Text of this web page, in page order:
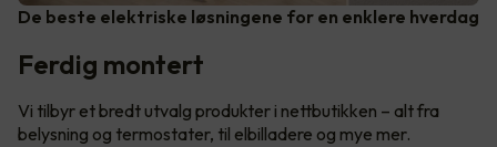
De beste elektriske løsningene for en enklere hverdag
Ferdig montert
Vi tilbyr et bredt utvalg produkter i nettbutikken – alt fra
belysning og termostater, til elbilladere og mye mer.